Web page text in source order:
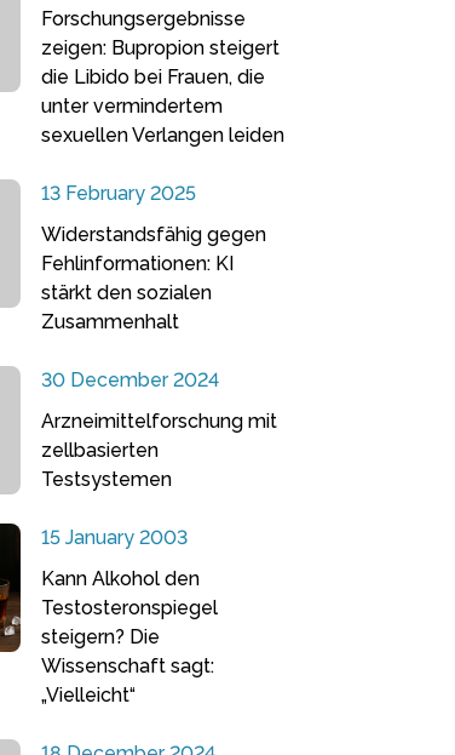
Forschungsergebnisse
zeigen: Bupropion steigert
die Libido bei Frauen, die
unter vermindertem
sexuellen Verlangen leiden
13 February 2025
Widerstandsfähig gegen
Fehlinformationen: KI
stärkt den sozialen
Zusammenhalt
30 December 2024
Arzneimittelforschung mit
zellbasierten
Testsystemen
15 January 2003
Kann Alkohol den
Testosteronspiegel
steigern? Die
Wissenschaft sagt:
„Vielleicht“